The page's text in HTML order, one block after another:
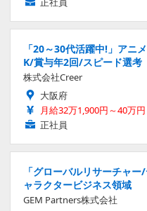
「20～30代活躍中!」アニ
K/賞与年2回/スピード選考
株式会社Creer
大阪府
月給32万1,900円～40万円
正社員
「グローバルリサーチャ
ャラクタービジネス領域
GEM Partners株式会社